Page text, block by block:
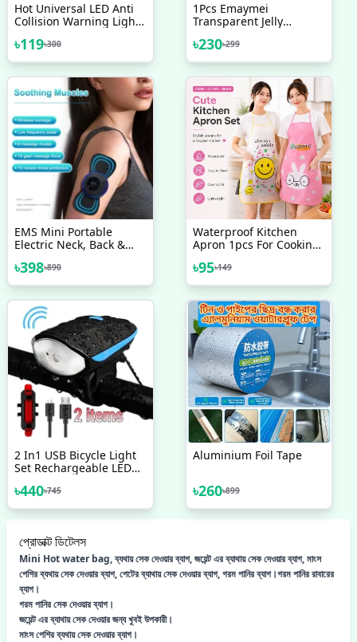
Hot Universal LED Anti
Collision Warning Light
Helmet Light Mini Signal
Light Drone With Strobe
৳119৳300
1Pcs Emaymei
Transparent Jelly
Crystal Jelly Lipstick With
Flower Inside
৳230৳299
EMS Mini Portable
Electric Neck, Back &
Massager And
৳398৳890
Waterproof Kitchen
Apron 1pcs For Cooking
৳95৳149
2 In1 USB Bicycle Light
Set Rechargeable LED
Horn And Rear Back Tail
Light Super Power
Waterproof Safety
Accessories
৳440৳745
Aluminium Foil Tape
৳260৳899
প্রোডাক্ট ডিটেলস
Mini Hot water bag, ব্যথায় সেক দেওয়ার ব্যাগ, জয়েন্ট এর ব্যাথায় সেক দেওয়ার ব্যাগ, মাংস
পেশির ব্যথায় সেক দেওয়ার ব্যাগ, পেটের ব্যাথায় সেক দেওয়ার ব্যাগ, গরম পানির ব্যাগ।গরম পানির রাবারের
ব্যাগ।
গরম পানির সেক দেওয়ার ব্যাগ।
জয়েন্ট এর ব্যাথায় সেক দেওয়ার জন্য খুবই উপকারী।
মাংস পেশির ব্যথায় সেক দেওয়ার ব্যাগ।